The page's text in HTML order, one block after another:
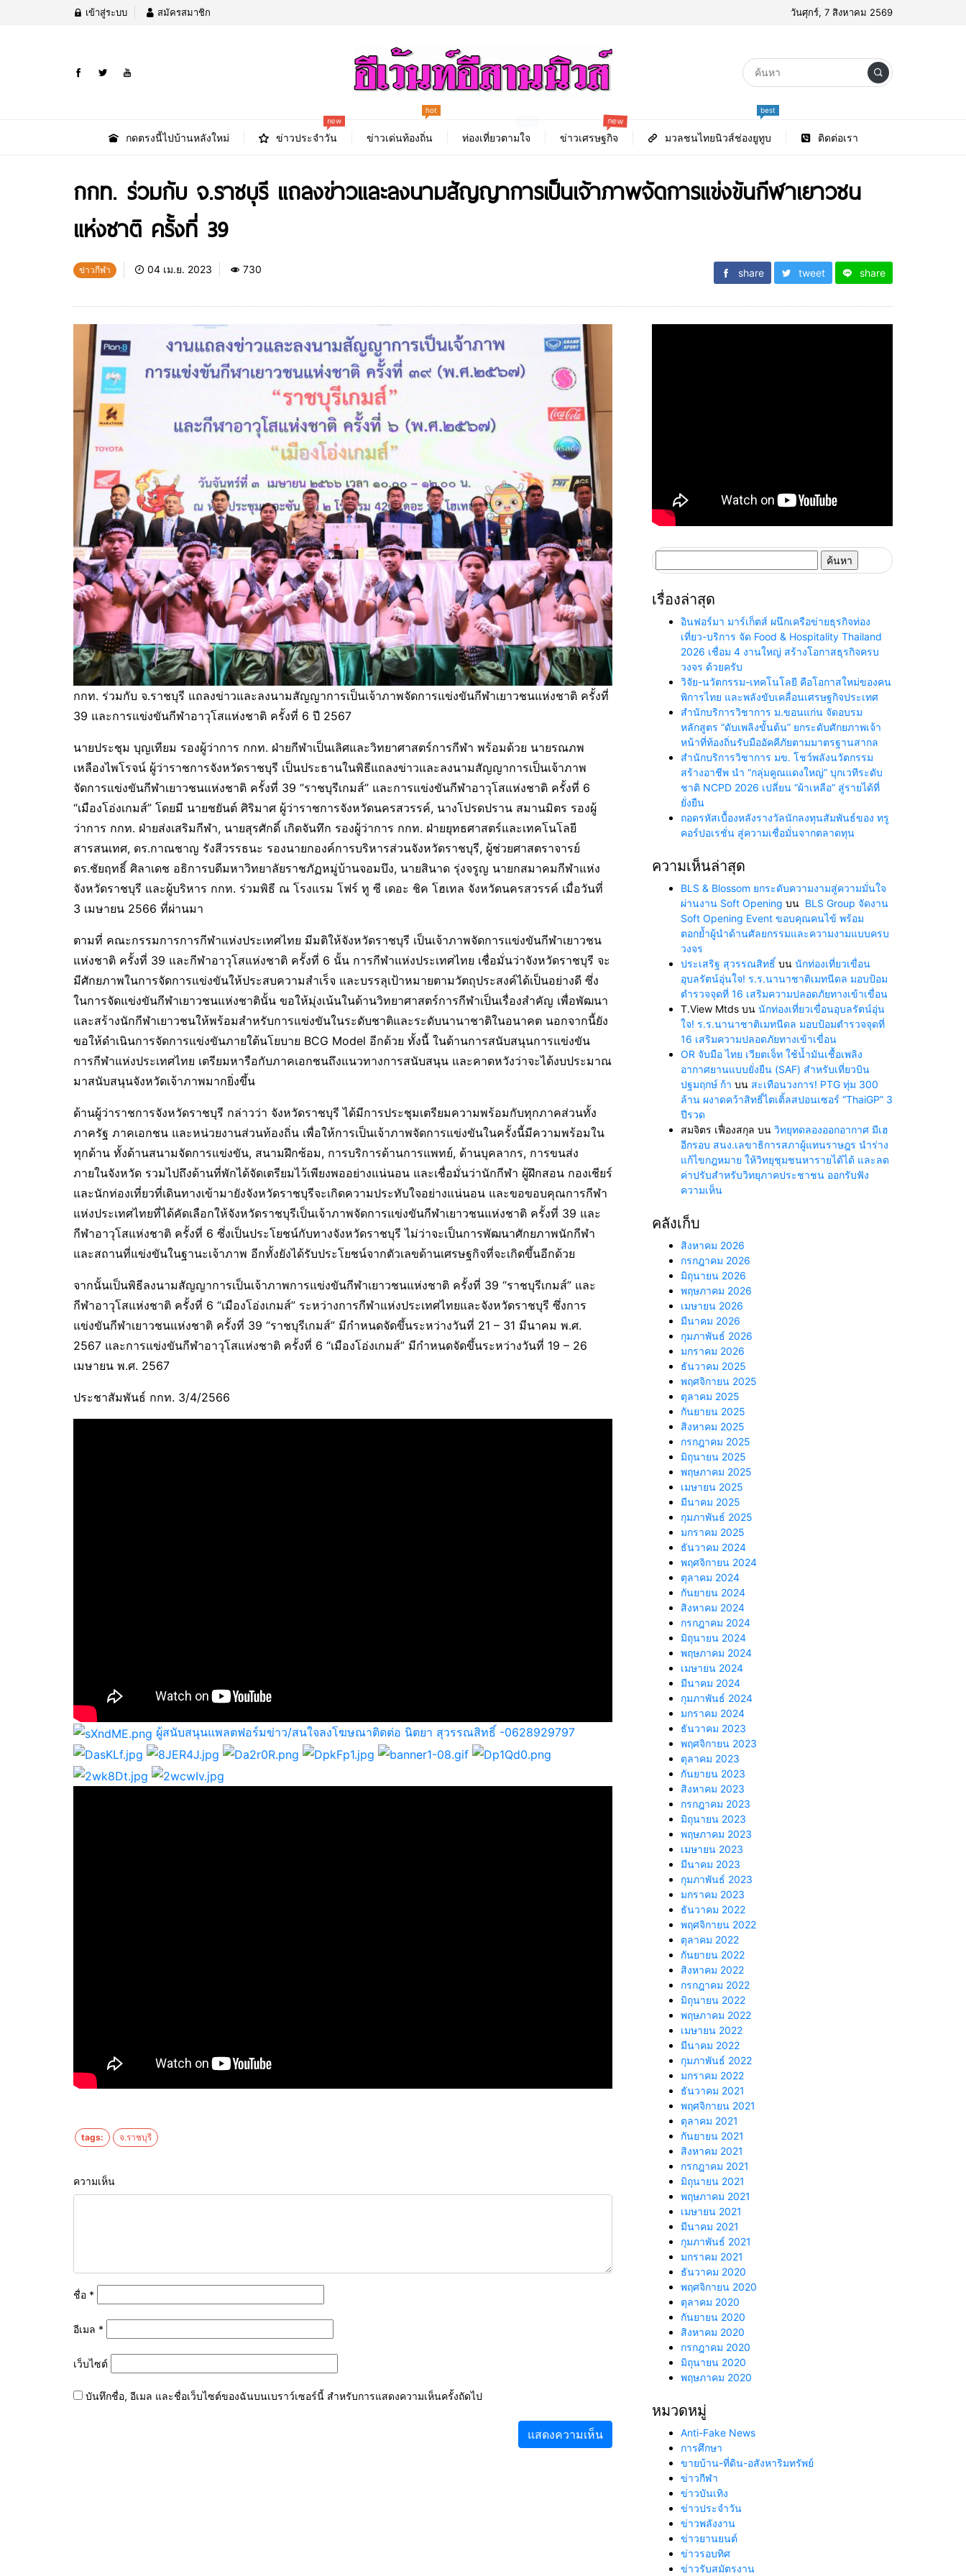
เข้าสู่ระบบ สมัครสมาชิก วันศุกร์, 7 สิงหาคม 2569
กดตรงนี้ไปบ้านหลังใหม่ ข่าวประจำวัน
new
ข่าวเด่นท้องถิ่น
hot
ท่องเที่ยวตามใจ ข่าวเศรษฐกิจ
new
มวลชนไทยนิวส์ช่องยูทูบ
best
ติดต่อเรา
กกท. ร่วมกับ จ.ราชบุรี แถลงข่าวและลงนามสัญญาการเป็นเจ้าภาพจัดการแข่งขันกีฬาเยาวชน
แห่งชาติ ครั้งที่ 39
ข่าวกีฬา 04 เม.ย. 2023 730 share tweet share
กกท. ร่วมกับ จ.ราชบุรี แถลงข่าวและลงนามสัญญาการเป็นเจ้าภาพจัดการแข่งขันกีฬาเยาวชนแห่งชาติ ครั้งที่
39 และการแข่งขันกีฬาอาวุโสแห่งชาติ ครั้งที่ 6 ปี 2567
นายประชุม บุญเทียม รองผู้ว่าการ กกท. ฝ่ายกีฬาเป็นเลิศและวิทยาศาสตร์การกีฬา พร้อมด้วย นายรณภพ
เหลืองไพโรจน์ ผู้ว่าราชการจังหวัดราชบุรี เป็นประธานในพิธีแถลงข่าวและลงนามสัญญาการเป็นเจ้าภาพ
จัดการแข่งขันกีฬาเยาวชนแห่งชาติ ครั้งที่ 39 “ราชบุรีเกมส์” และการแข่งขันกีฬาอาวุโสแห่งชาติ ครั้งที่ 6
“เมืองโอ่งเกมส์” โดยมี นายชยันต์ ศิริมาศ ผู้ว่าราชการจังหวัดนครสวรรค์, นางโปรดปราน สมานมิตร รองผู้
ว่าการ กกท. ฝ่ายส่งเสริมกีฬา, นายสุรศักดิ์ เกิดจันทึก รองผู้ว่าการ กกท. ฝ่ายยุทธศาสตร์และเทคโนโลยี
สารสนเทศ, ดร.กาณชาญ รังสีวรรธนะ รองนายกองค์การบริหารส่วนจังหวัดราชบุรี, ผู้ช่วยศาสตราจารย์
ดร.ชัยฤทธิ์ ศิลาเดช อธิการบดีมหาวิทยาลัยราชภัฏหมู่บ้านจอมบึง, นายสินาด รุ่งจรูญ นายกสมาคมกีฬาแห่ง
จังหวัดราชบุรี และผู้บริหาร กกท. ร่วมพิธี ณ โรงแรม โฟร์ ทู ซี เดอะ ชิค โฮเทล จังหวัดนครสวรรค์ เมื่อวันที่
3 เมษายน 2566 ที่ผ่านมา
ตามที่ คณะกรรมการการกีฬาแห่งประเทศไทย มีมติให้จังหวัดราชบุรี เป็นเจ้าภาพจัดการแข่งขันกีฬาเยาวชน
แห่งชาติ ครั้งที่ 39 และกีฬาอาวุโสแห่งชาติ ครั้งที่ 6 นั้น การกีฬาแห่งประเทศไทย เชื่อมั่นว่าจังหวัดราชบุรี จะ
มีศักยภาพในการจัดการแข่งขันให้ประสบความสำเร็จ และบรรลุเป้าหมายตามวัตถุประสงค์ได้เป็นอย่างดี ซึ่ง
ในการจัดแข่งขันกีฬาเยาวชนแห่งชาตินั้น ขอให้มุ่งเน้นในด้านวิทยาศาสตร์การกีฬาเป็นเรื่องสำคัญ เพื่อพัฒนา
และสร้างนักกีฬาเยาวชนให้พร้อมสำหรับการแข่งขันในระดับชาติและระดับนานาชาติในอนาคต นอกจากนี้ยัง
ขอให้ดำเนินการจัดการแข่งขันภายใต้นโยบาย BCG Model อีกด้วย ทั้งนี้ ในด้านการสนับสนุนการแข่งขัน
การกีฬาแห่งประเทศไทย เตรียมหารือกับภาคเอกชนถึงแนวทางการสนับสนุน และคาดหวังว่าจะได้งบประมาณ
มาสนับสนุนจังหวัดเจ้าภาพมากยิ่งขึ้น
ด้านผู้ว่าราชการจังหวัดราชบุรี กล่าวว่า จังหวัดราชบุรี ได้มีการประชุมเตรียมความพร้อมกับทุกภาคส่วนทั้ง
ภาครัฐ ภาคเอกชน และหน่วยงานส่วนท้องถิ่น เพื่อให้การเป็นเจ้าภาพจัดการแข่งขันในครั้งนี้มีความพร้อมใน
ทุกด้าน ทั้งด้านสนามจัดการแข่งขัน, สนามฝึกซ้อม, การบริการด้านการแพทย์, ด้านบุคลากร, การขนส่ง
ภายในจังหวัด รวมไปถึงด้านที่พักได้จัดเตรียมไว้เพียงพออย่างแน่นอน และเชื่อมั่นว่านักกีฬา ผู้ฝึกสอน กองเชียร์
และนักท่องเที่ยวที่เดินทางเข้ามายังจังหวัดราชบุรีจะเกิดความประทับใจอย่างแน่นอน และขอขอบคุณการกีฬา
แห่งประเทศไทยที่ได้คัดเลือกให้จังหวัดราชบุรีเป็นเจ้าภาพจัดการแข่งขันกีฬาเยาวชนแห่งชาติ ครั้งที่ 39 และ
กีฬาอาวุโสแห่งชาติ ครั้งที่ 6 ซึ่งเป็นประโยชน์กับทางจังหวัดราชบุรี ไม่ว่าจะเป็นการพัฒนาศักยภาพนักกีฬา
และสถานที่แข่งขันในฐานะเจ้าภาพ อีกทั้งยังได้รับประโยชน์จากตัวเลขด้านเศรษฐกิจที่จะเกิดขึ้นอีกด้วย
จากนั้นเป็นพิธีลงนามสัญญาการเป็นเจ้าภาพการแข่งขันกีฬาเยาวชนแห่งชาติ ครั้งที่ 39 “ราชบุรีเกมส์” และ
กีฬาอาวุโสแห่งชาติ ครั้งที่ 6 “เมืองโอ่งเกมส์” ระหว่างการกีฬาแห่งประเทศไทยและจังหวัดราชบุรี ซึ่งการ
แข่งขันกีฬาเยาวชนแห่งชาติ ครั้งที่ 39 “ราชบุรีเกมส์” มีกำหนดจัดขึ้นระหว่างวันที่ 21 – 31 มีนาคม พ.ศ.
2567 และการแข่งขันกีฬาอาวุโสแห่งชาติ ครั้งที่ 6 “เมืองโอ่งเกมส์” มีกำหนดจัดขึ้นระหว่างวันที่ 19 – 26
เมษายน พ.ศ. 2567
ประชาสัมพันธ์ กกท. 3/4/2566
ผู้สนับสนุนแพลตฟอร์มข่าว/สนใจลงโฆษณาติดต่อ นิตยา สุวรรณสิทธิ์ -0628929797
tags: จ.ราชบุรี
ความเห็น
ชื่อ *
อีเมล *
เว็บไซต์
บันทึกชื่อ, อีเมล และชื่อเว็บไซต์ของฉันบนเบราว์เซอร์นี้ สำหรับการแสดงความเห็นครั้งถัดไป
สำหรับ:
เรื่องล่าสุด
อินฟอร์มา มาร์เก็ตส์ ผนึกเครือข่ายธุรกิจท่อง
เที่ยว-บริการ จัด Food & Hospitality Thailand
2026 เชื่อม 4 งานใหญ่ สร้างโอกาสธุรกิจครบ
วงจร ด้วยครับ
วิจัย-นวัตกรรม-เทคโนโลยี คือโอกาสใหม่ของคน
พิการไทย และพลังขับเคลื่อนเศรษฐกิจประเทศ
สำนักบริการวิชาการ ม.ขอนแก่น จัดอบรม
หลักสูตร “ดับเพลิงขั้นต้น” ยกระดับศักยภาพเจ้า
หน้าที่ท้องถิ่นรับมืออัคคีภัยตามมาตรฐานสากล
สำนักบริการวิชาการ มข. โชว์พลังนวัตกรรม
สร้างอาชีพ นำ “กลุ่มคูณแดงใหญ่” บุกเวทีระดับ
ชาติ NCPD 2026 เปลี่ยน “ผ้าเหลือ” สู่รายได้ที่
ยั่งยืน
ถอดรหัสเบื้องหลังรางวัลนักลงทุนสัมพันธ์ของ ทรู
คอร์ปอเรชั่น สู่ความเชื่อมั่นจากตลาดทุน
ความเห็นล่าสุด
BLS & Blossom ยกระดับความงามสู่ความมั่นใจ
ผ่านงาน Soft Opening บน BLS Group จัดงาน
Soft Opening Event ขอบคุณคนไข้ พร้อม
ตอกย้ำผู้นำด้านศัลยกรรมและความงามแบบครบ
วงจร
ประเสริฐ สุวรรณสิทธิ์ บน นักท่องเที่ยวเขื่อน
อุบลรัตน์อุ่นใจ! ร.ร.นานาชาติเมทนีดล มอบป้อม
ตำรวจจุดที่ 16 เสริมความปลอดภัยทางเข้าเขื่อน
T.View Mtds บน นักท่องเที่ยวเขื่อนอุบลรัตน์อุ่น
ใจ! ร.ร.นานาชาติเมทนีดล มอบป้อมตำรวจจุดที่
16 เสริมความปลอดภัยทางเข้าเขื่อน
OR จับมือ ไทย เวียตเจ็ท ใช้น้ำมันเชื้อเพลิง
อากาศยานแบบยั่งยืน (SAF) สำหรับเที่ยวบิน
ปฐมฤกษ์ ก้า บน สะเทือนวงการ! PTG ทุ่ม 300
ล้าน ผงาดคว้าสิทธิ์ไตเติ้ลสปอนเซอร์ “ThaiGP” 3
ปีรวด
สมจิตร เฟื่องสกุล บน วิทยุทดลองออกอากาศ มีเฮ
อีกรอบ สนง.เลขาธิการสภาผู้แทนราษฎร นำร่าง
แก้ไขกฎหมาย ให้วิทยุชุมชนหารายได้ได้ และลด
ค่าปรับสำหรับวิทยุภาคประชาชน ออกรับฟัง
ความเห็น
คลังเก็บ
สิงหาคม 2026
กรกฎาคม 2026
มิถุนายน 2026
พฤษภาคม 2026
เมษายน 2026
มีนาคม 2026
กุมภาพันธ์ 2026
มกราคม 2026
ธันวาคม 2025
พฤศจิกายน 2025
ตุลาคม 2025
กันยายน 2025
สิงหาคม 2025
กรกฎาคม 2025
มิถุนายน 2025
พฤษภาคม 2025
เมษายน 2025
มีนาคม 2025
กุมภาพันธ์ 2025
มกราคม 2025
ธันวาคม 2024
พฤศจิกายน 2024
ตุลาคม 2024
กันยายน 2024
สิงหาคม 2024
กรกฎาคม 2024
มิถุนายน 2024
พฤษภาคม 2024
เมษายน 2024
มีนาคม 2024
กุมภาพันธ์ 2024
มกราคม 2024
ธันวาคม 2023
พฤศจิกายน 2023
ตุลาคม 2023
กันยายน 2023
สิงหาคม 2023
กรกฎาคม 2023
มิถุนายน 2023
พฤษภาคม 2023
เมษายน 2023
มีนาคม 2023
กุมภาพันธ์ 2023
มกราคม 2023
ธันวาคม 2022
พฤศจิกายน 2022
ตุลาคม 2022
กันยายน 2022
สิงหาคม 2022
กรกฎาคม 2022
มิถุนายน 2022
พฤษภาคม 2022
เมษายน 2022
มีนาคม 2022
กุมภาพันธ์ 2022
มกราคม 2022
ธันวาคม 2021
พฤศจิกายน 2021
ตุลาคม 2021
กันยายน 2021
สิงหาคม 2021
กรกฎาคม 2021
มิถุนายน 2021
พฤษภาคม 2021
เมษายน 2021
มีนาคม 2021
กุมภาพันธ์ 2021
มกราคม 2021
ธันวาคม 2020
พฤศจิกายน 2020
ตุลาคม 2020
กันยายน 2020
สิงหาคม 2020
กรกฎาคม 2020
มิถุนายน 2020
พฤษภาคม 2020
หมวดหมู่
Anti-Fake News
การศึกษา
ขายบ้าน-ที่ดิน-อสังหาริมทรัพย์
ข่าวกีฬา
ข่าวบันเทิง
ข่าวประจำวัน
ข่าวพลังงาน
ข่าวยานยนต์
ข่าวรอบทิศ
ข่าวรับสมัตรงาน